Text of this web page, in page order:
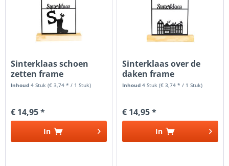
Sinterklaas schoen
zetten frame
Inhoud4 Stuk(€ 3,74 * / 1 Stuk)
€ 14,95 *
In
Sinterklaas over de
daken frame
Inhoud4 Stuk(€ 3,74 * / 1 Stuk)
€ 14,95 *
In